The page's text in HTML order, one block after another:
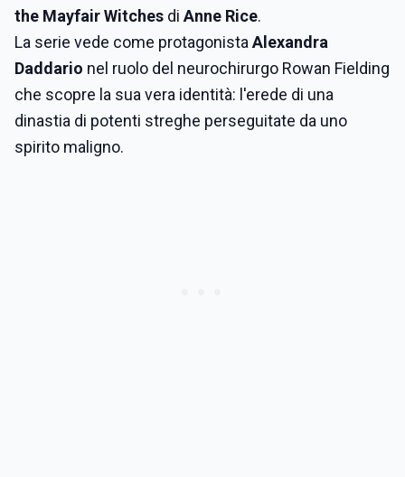
the Mayfair Witches di Anne Rice.
La serie vede come protagonista Alexandra
Daddario nel ruolo del neurochirurgo Rowan Fielding
che scopre la sua vera identità: l'erede di una
dinastia di potenti streghe perseguitate da uno
spirito maligno.